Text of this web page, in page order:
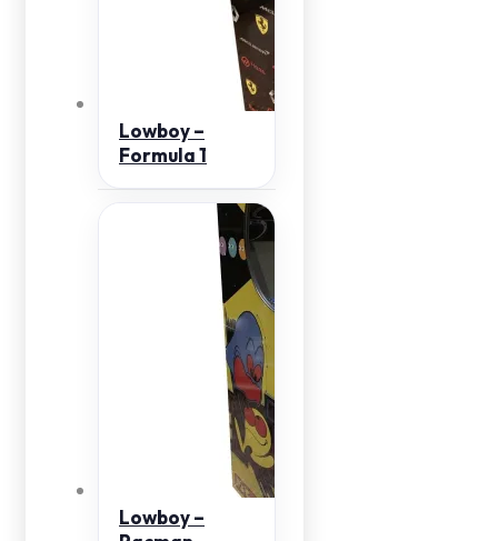
Lowboy –
Formula 1
Lowboy –